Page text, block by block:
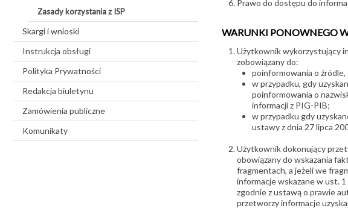
Zasady korzystania z ISP
Skargi i wnioski
Instrukcja obsługi
Polityka Prywatności
Redakcja biuletynu
Zamówienia publiczne
Komunikaty
Prawo do dostępu do
WARUNKI PONOWNEGO
Użytkownik wykorzystujący
zobowiązany do:
poinformowania o
w przypadku, gdy
poinformowania o
informacji z PIG-PIB;
w przypadku gdy
ustawy z dnia 27 lipca
Użytkownik dokonujący
obowiązany do wskazania
fragmentach, a jeżeli we
informacje wskazane w ust.
zgodnie z ustawą o prawie
przetworzy informacje